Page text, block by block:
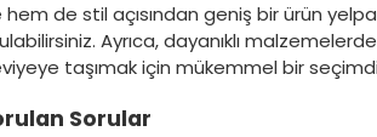
de stil açısından geniş bir ürün
Ayrıca, dayanıklı
taşımak için mükemmel bir
Sorular